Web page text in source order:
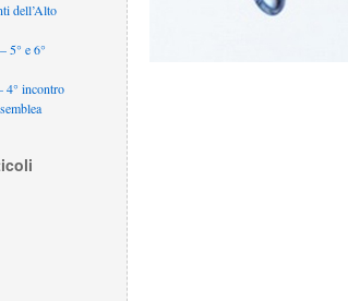
dell’Alto
5° e 6°
4° incontro